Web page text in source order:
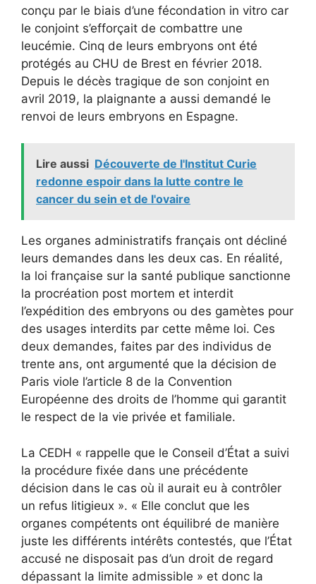
conçu par le biais d’une fécondation in vitro car
le conjoint s’efforçait de combattre une
leucémie. Cinq de leurs embryons ont été
protégés au CHU de Brest en février 2018.
Depuis le décès tragique de son conjoint en
avril 2019, la plaignante a aussi demandé le
renvoi de leurs embryons en Espagne.
Lire aussi Découverte de l'Institut Curie
redonne espoir dans la lutte contre le
cancer du sein et de l'ovaire
Les organes administratifs français ont décliné
leurs demandes dans les deux cas. En réalité,
la loi française sur la santé publique sanctionne
la procréation post mortem et interdit
l’expédition des embryons ou des gamètes pour
des usages interdits par cette même loi. Ces
deux demandes, faites par des individus de
trente ans, ont argumenté que la décision de
Paris viole l’article 8 de la Convention
Européenne des droits de l’homme qui garantit
le respect de la vie privée et familiale.
La CEDH « rappelle que le Conseil d’État a suivi
la procédure fixée dans une précédente
décision dans le cas où il aurait eu à contrôler
un refus litigieux ». « Elle conclut que les
organes compétents ont équilibré de manière
juste les différents intérêts contestés, que l’État
accusé ne disposait pas d’un droit de regard
dépassant la limite admissible » et donc la